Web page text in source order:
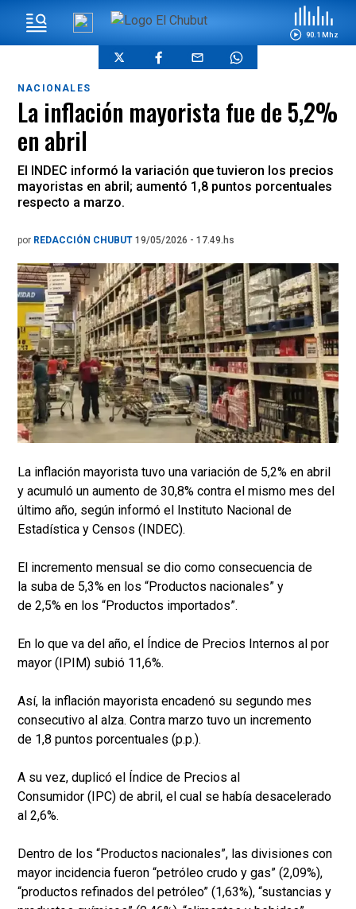
90.1 Mhz
NACIONALES
La inflación mayorista fue de 5,2%
en abril
El INDEC informó la variación que tuvieron los precios
mayoristas en abril; aumentó 1,8 puntos porcentuales
respecto a marzo.
por REDACCIÓN CHUBUT 19/05/2026 - 17.49.hs
La inflación mayorista tuvo una variación de 5,2% en abril
y acumuló un aumento de 30,8% contra el mismo mes del
último año, según informó el Instituto Nacional de
Estadística y Censos (INDEC).
El incremento mensual se dio como consecuencia de
la suba de 5,3% en los “Productos nacionales” y
de 2,5% en los “Productos importados”.
En lo que va del año, el Índice de Precios Internos al por
mayor (IPIM) subió 11,6%.
Así, la inflación mayorista encadenó su segundo mes
consecutivo al alza. Contra marzo tuvo un incremento
de 1,8 puntos porcentuales (p.p.).
A su vez, duplicó el Índice de Precios al
Consumidor (IPC) de abril, el cual se había desacelerado
al 2,6%.
Dentro de los “Productos nacionales”, las divisiones con
mayor incidencia fueron “petróleo crudo y gas” (2,09%),
“productos refinados del petróleo” (1,63%), “sustancias y